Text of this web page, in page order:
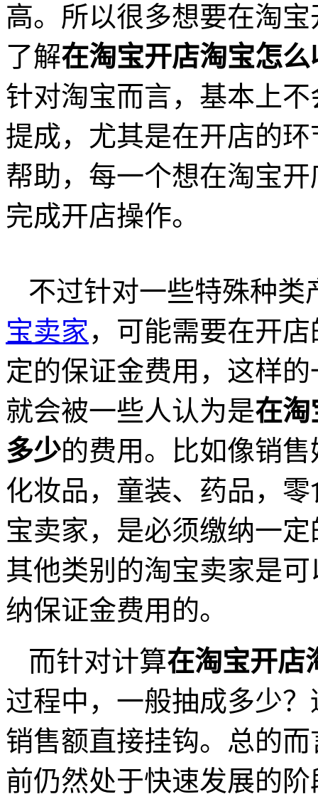
高。所以很多想要在淘
了解在淘宝开店淘宝怎么
针对淘宝而言，基本上
提成，尤其是在开店的
帮助，每一个想在淘宝
完成开店操作。
不过针对一些特殊种类
宝卖家 ，可能需要在开
定的保证金费用，这样
就会被一些人认为是在淘
多少的费用。比如像销
化妆品，童装、药品，
宝卖家，是必须缴纳一
其他类别的淘宝卖家是
纳保证金费用的。
而针对计算在淘宝开店
过程中，一般抽成多少
销售额直接挂钩。总的
前仍然处于快速发展的